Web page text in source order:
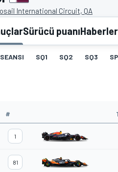
International Circuit, QA
Sürücü puanıHaberler
SQ1 SQ2 SQ3
#
1
81